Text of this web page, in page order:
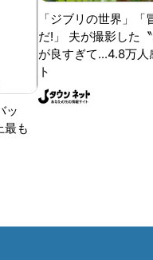
ッ
最も
「ジブリの世界」「
だ!」 夫が撮影した〝
が良すぎて...4.8万
ト